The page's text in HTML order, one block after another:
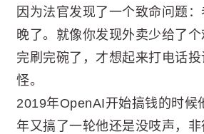
因为法官发现了一个致命问题
晚了。就像你发现外卖少给了
完刷完碗了，才想起来打电话
怪。
2019年OpenAI开始搞钱的时候
年又搞了一轮他还是没吱声，